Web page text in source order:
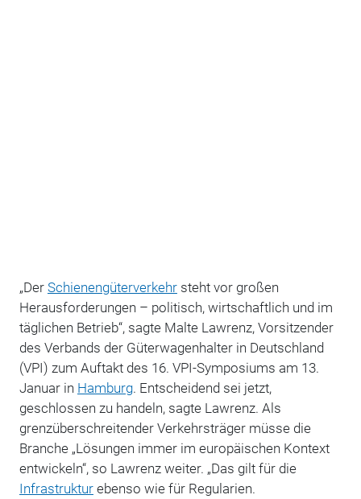
„Der Schienengüterverkehrsteht vor großen
Herausforderungen – politisch, wirtschaftlich und im
täglichen Betrieb“, sagte Malte Lawrenz, Vorsitzender
des Verbands der Güterwagenhalter in Deutschland
(VPI) zum Auftakt des 16. VPI-Symposiums am 13.
Januar in Hamburg. Entscheidend sei jetzt,
geschlossen zu handeln, sagte Lawrenz. Als
grenzüberschreitender Verkehrsträger müsse die
Branche „Lösungen immer im europäischen Kontext
entwickeln“, so Lawrenz weiter. „Das gilt für die
Infrastrukturebenso wie für Regularien.